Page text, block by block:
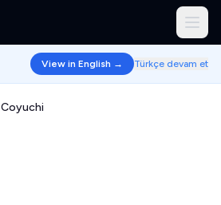
View in English → Türkçe devam et
Coyuchi